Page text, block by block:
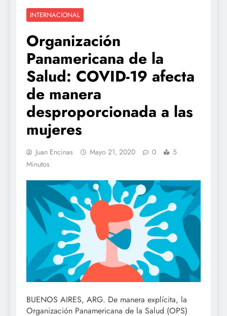
INTERNACIONAL
Organización
Panamericana de la
Salud: COVID-19 afecta
de manera
desproporcionada a las
mujeres
Juan Encinas Mayo 21, 2020 0
5
Minutos
BUENOS AIRES, ARG. De manera explícita, la
Organización Panamericana de la Salud (OPS)